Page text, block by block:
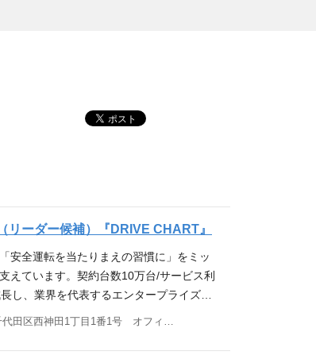
リーダー候補）『DRIVE CHART』
安全運転を当たりまえの習慣に」をミッ
えています。契約台数10万台/サービス利
し、業界を代表するエンタープライズ企
す。 今後もさらなる成長を目指していく
スのリーダー候補を募集いたします。マ
て、DRIVE CHARTの主要な販売チャン